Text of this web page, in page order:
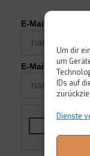
Um dir
um
IDs auf
Dienste
E-Mail*
E-Mail